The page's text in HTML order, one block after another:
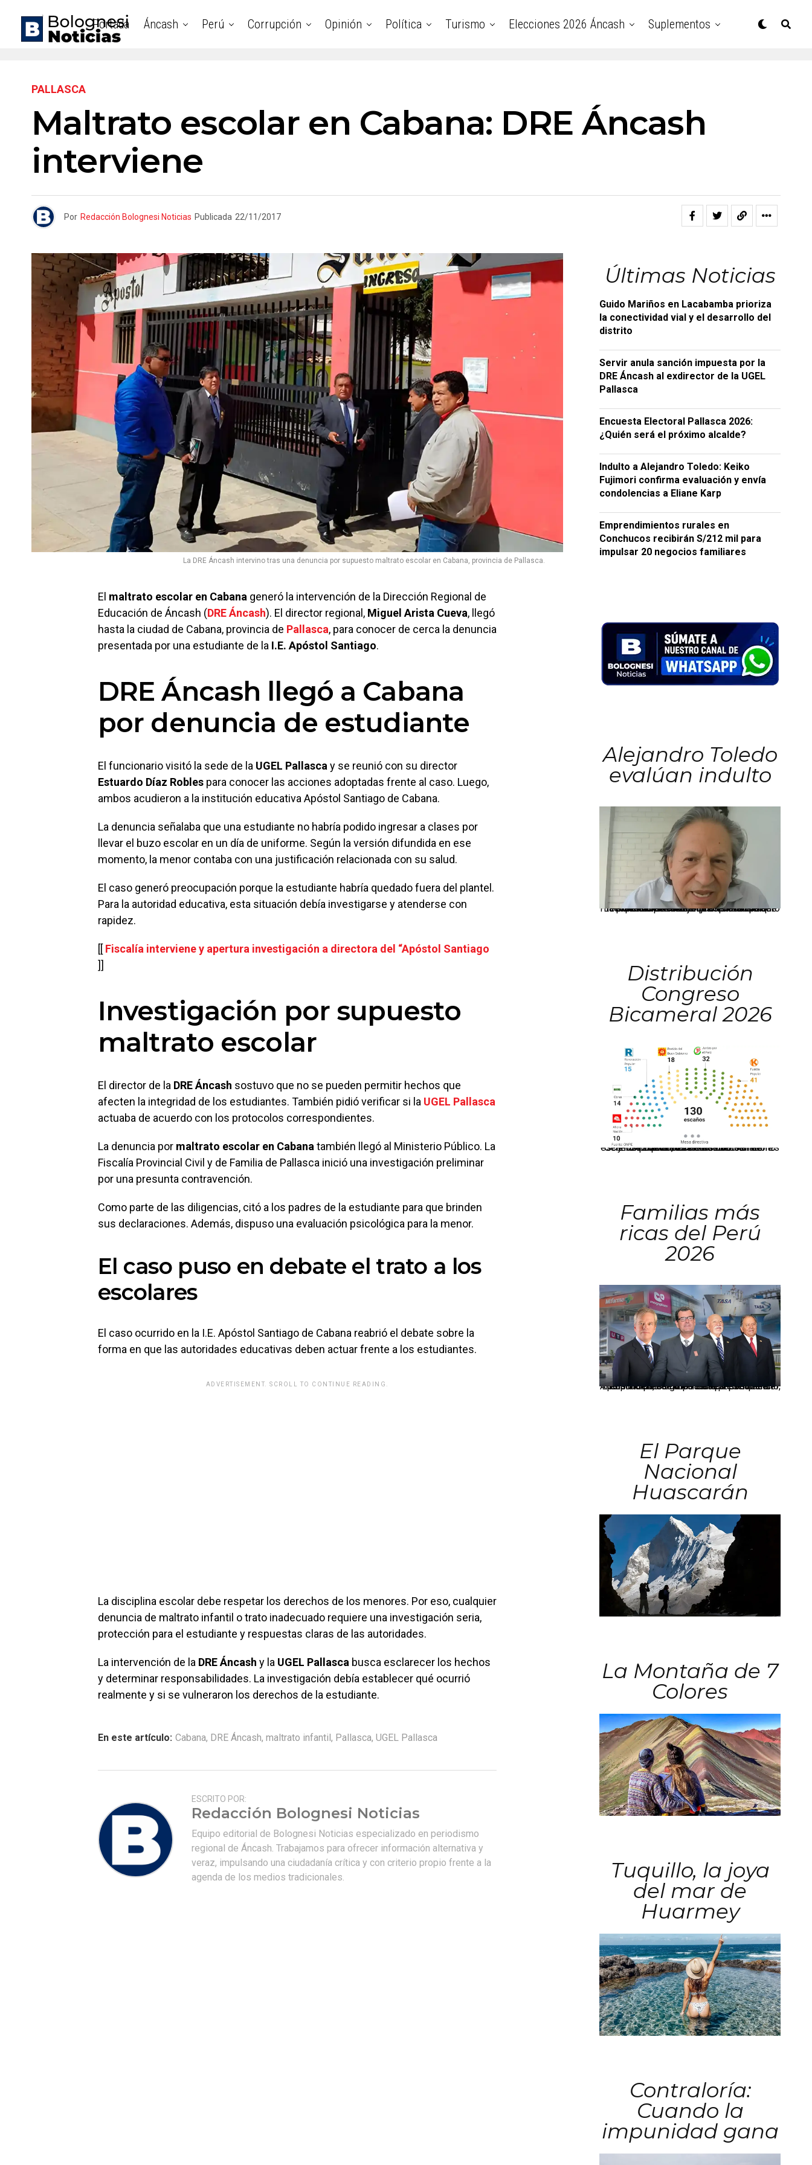
Portada Áncash Perú Corrupción Opinión Política Turismo Elecciones 2026 Áncash Suplementos
PALLASCA
Maltrato escolar en Cabana: DRE Áncash
interviene
Por Redacción Bolognesi Noticias Publicada 22/11/2017
La DRE Áncash intervino tras una denuncia por supuesto maltrato escolar en Cabana, provincia de Pallasca.
El maltrato escolar en Cabana generó la intervención de la Dirección Regional de
Educación de Áncash (DRE Áncash). El director regional, Miguel Arista Cueva, llegó
hasta la ciudad de Cabana, provincia de Pallasca, para conocer de cerca la denuncia
presentada por una estudiante de la I.E. Apóstol Santiago.
DRE Áncash llegó a Cabana
por denuncia de estudiante
El funcionario visitó la sede de la UGEL Pallasca y se reunió con su director
Estuardo Díaz Robles para conocer las acciones adoptadas frente al caso. Luego,
ambos acudieron a la institución educativa Apóstol Santiago de Cabana.
La denuncia señalaba que una estudiante no habría podido ingresar a clases por
llevar el buzo escolar en un día de uniforme. Según la versión difundida en ese
momento, la menor contaba con una justificación relacionada con su salud.
El caso generó preocupación porque la estudiante habría quedado fuera del plantel.
Para la autoridad educativa, esta situación debía investigarse y atenderse con
rapidez.
[[ Fiscalía interviene y apertura investigación a directora del “Apóstol Santiago
]]
Investigación por supuesto
maltrato escolar
El director de la DRE Áncash sostuvo que no se pueden permitir hechos que
afecten la integridad de los estudiantes. También pidió verificar si la UGEL Pallasca
actuaba de acuerdo con los protocolos correspondientes.
La denuncia por maltrato escolar en Cabana también llegó al Ministerio Público. La
Fiscalía Provincial Civil y de Familia de Pallasca inició una investigación preliminar
por una presunta contravención.
Como parte de las diligencias, citó a los padres de la estudiante para que brinden
sus declaraciones. Además, dispuso una evaluación psicológica para la menor.
El caso puso en debate el trato a los
escolares
El caso ocurrido en la I.E. Apóstol Santiago de Cabana reabrió el debate sobre la
forma en que las autoridades educativas deben actuar frente a los estudiantes.
ADVERTISEMENT. SCROLL TO CONTINUE READING.
La disciplina escolar debe respetar los derechos de los menores. Por eso, cualquier
denuncia de maltrato infantil o trato inadecuado requiere una investigación seria,
protección para el estudiante y respuestas claras de las autoridades.
La intervención de la DRE Áncash y la UGEL Pallasca busca esclarecer los hechos
y determinar responsabilidades. La investigación debía establecer qué ocurrió
realmente y si se vulneraron los derechos de la estudiante.
En este artículo: Cabana, DRE Áncash, maltrato infantil, Pallasca, UGEL Pallasca
ESCRITO POR:
Redacción Bolognesi Noticias
Equipo editorial de Bolognesi Noticias especializado en periodismo
regional de Áncash. Trabajamos para ofrecer información alternativa y
veraz, impulsando una ciudadanía crítica y con criterio propio frente a la
agenda de los medios tradicionales.
Últimas Noticias
Guido Mariños en Lacabamba prioriza
la conectividad vial y el desarrollo del
distrito
Servir anula sanción impuesta por la
DRE Áncash al exdirector de la UGEL
Pallasca
Encuesta Electoral Pallasca 2026:
¿Quién será el próximo alcalde?
Indulto a Alejandro Toledo: Keiko
Fujimori confirma evaluación y envía
condolencias a Eliane Karp
Emprendimientos rurales en
Conchucos recibirán S/212 mil para
impulsar 20 negocios familiares
Alejandro Toledo
evalúan indulto
La presidenta Keiko Fujimori informó que la solicitud de indulto presentada por el expresidente Alejandro Toledo será evaluada por la Comisión de Gracias Presidenciales conforme al procedimiento establecido.
Distribución
Congreso
Bicameral 2026
El JNE oficializó la distribución de escaños para la elección de 60 senadores y 130 diputados en las Elecciones Generales 2026, tras el restablecimiento de la Bicameralidad.
Familias más
ricas del Perú
2026
Los principales grupos empresariales del país mantienen una fuerte presencia en Áncash mediante inversiones en comercio, educación, salud e industria pesquera.
El Parque
Nacional
Huascarán
La Montaña de 7
Colores
Tuquillo, la joya
del mar de
Huarmey
Contraloría:
Cuando la
impunidad gana